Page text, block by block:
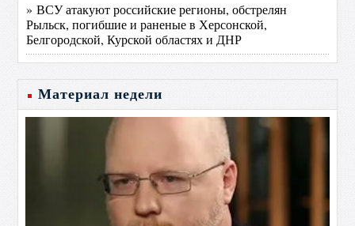
» ВСУ атакуют российские регионы, обстрелян
Рыльск, погибшие и раненые в Херсонской,
Белгородской, Курской областях и ДНР
Материал недели